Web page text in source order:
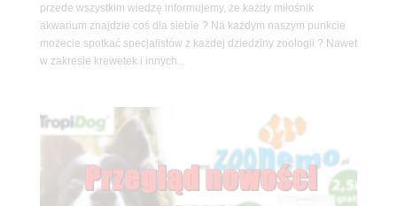
przede wszystkim wiedzę informujemy, że każdy miłośnik
akwarium znajdzie coś dla siebie ? Na każdym naszym punkcie
możecie spotkać specjalistów z każdej dziedziny zoologii ? Nawet
w zakresie krewetek i innych...